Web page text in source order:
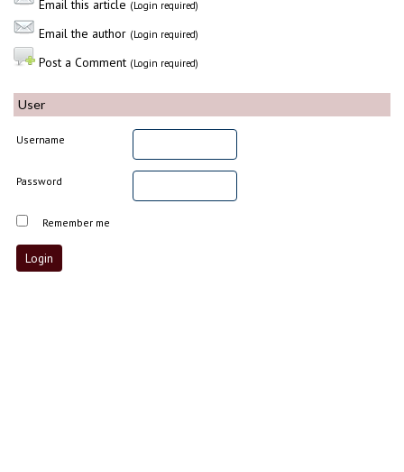
Email this article (Login required)
Email the author (Login required)
Post a Comment (Login required)
User
Username
Password
Remember me